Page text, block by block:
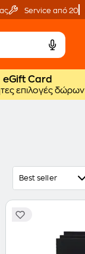
Service από 20'
eGift Card
επιλογές δώρων
Best seller